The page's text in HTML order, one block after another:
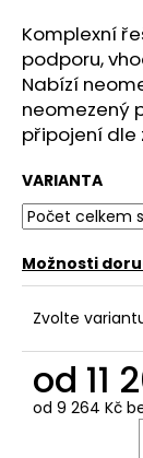
Komplexní
podporu,
Nabízí
neomezený
připojení dle
VARIANTA
Možnosti
Zvolte
od 11
od 9 264 Kč
a
j
í
t
?
D
o
p
o